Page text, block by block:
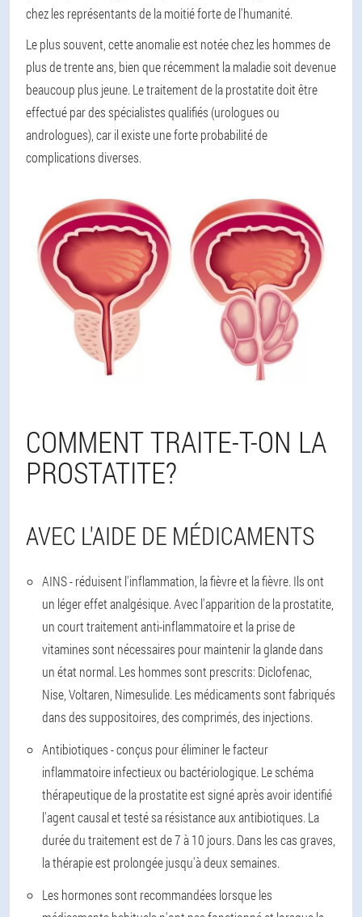
chez les représentants de la moitié forte de l'humanité.
Le plus souvent, cette anomalie est notée chez les hommes de
plus de trente ans, bien que récemment la maladie soit devenue
beaucoup plus jeune. Le traitement de la prostatite doit être
effectué par des spécialistes qualifiés (urologues ou
andrologues), car il existe une forte probabilité de
complications diverses.
COMMENT TRAITE-T-ON LA
PROSTATITE?
AVEC L'AIDE DE MÉDICAMENTS
AINS - réduisent l'inflammation, la fièvre et la fièvre. Ils ont
un léger effet analgésique. Avec l'apparition de la prostatite,
un court traitement anti-inflammatoire et la prise de
vitamines sont nécessaires pour maintenir la glande dans
un état normal. Les hommes sont prescrits: Diclofenac,
Nise, Voltaren, Nimesulide. Les médicaments sont fabriqués
dans des suppositoires, des comprimés, des injections.
Antibiotiques - conçus pour éliminer le facteur
inflammatoire infectieux ou bactériologique. Le schéma
thérapeutique de la prostatite est signé après avoir identifié
l'agent causal et testé sa résistance aux antibiotiques. La
durée du traitement est de 7 à 10 jours. Dans les cas graves,
la thérapie est prolongée jusqu'à deux semaines.
Les hormones sont recommandées lorsque les